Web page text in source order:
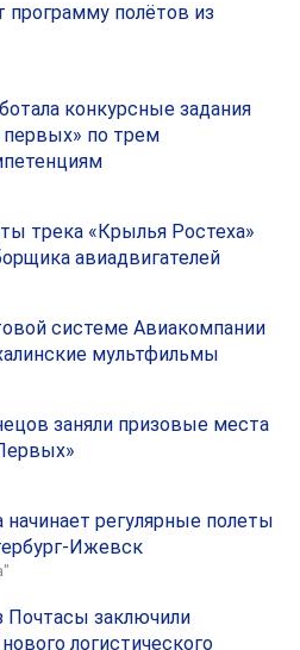
программу полётов из
конкурсные задания
первых» по трем
трека «Крылья Ростеха»
авиадвигателей
системе Авиакомпании
мультфильмы
заняли призовые места
регулярные полеты
Ижевск
заключили
логистического